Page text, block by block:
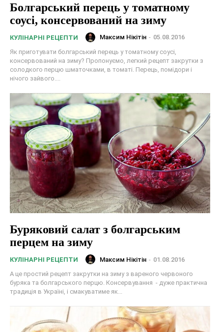
Болгарський перець у томатному
соусі, консервований на зиму
КУЛІНАРНІ РЕЦЕПТИ Максим Нікітін - 05.08.2016
Як приготувати болгарський перець у томатному соусі,
консервований на зиму? Пропонуємо, легкий рецепт закрутки з
солодкого перцю шматочками, в томаті. Перець, помідори і
нічого зайвого....
Буряковий салат з болгарським
перцем на зиму
КУЛІНАРНІ РЕЦЕПТИ Максим Нікітін - 01.08.2016
А це простий рецепт закрутки на зиму з вареного червоного
буряка та болгарського перцю. Консервування - дуже практична
традиція в Україні, і смакуватиме як...